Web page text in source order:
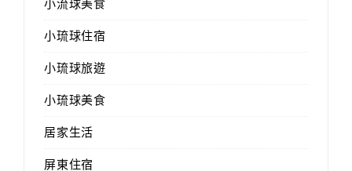
小流球美食
小琉球住宿
小琉球旅遊
小琉球美食
居家生活
屏東住宿